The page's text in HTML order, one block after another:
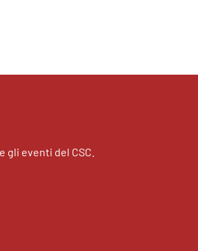
eventi del CSC.